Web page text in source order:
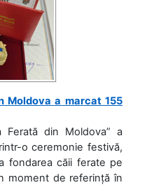
Moldova a marcat 155
Ferată din Moldova” a
o ceremonie festivă,
fondarea căii ferate pe
moment de referință în